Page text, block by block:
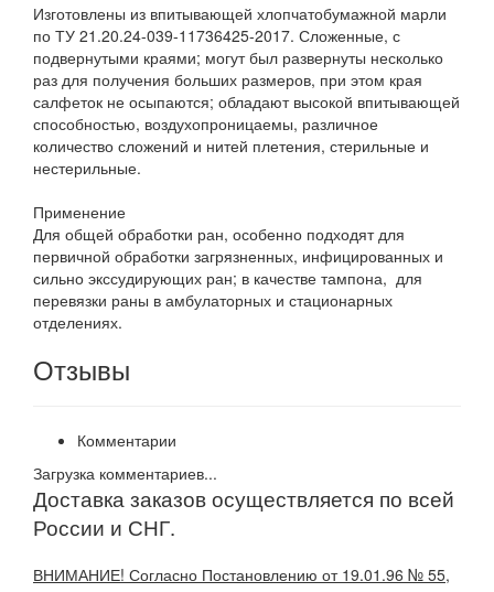
Изготовлены из впитывающей хлопчатобумажной марли
по ТУ 21.20.24-039-11736425-2017. Сложенные, с
подвернутыми краями; могут был развернуты несколько
раз для получения больших размеров, при этом края
салфеток не осыпаются; обладают высокой впитывающей
способностью, воздухопроницаемы, различное
количество сложений и нитей плетения, стерильные и
нестерильные.
Применение
Для общей обработки ран, особенно подходят для
первичной обработки загрязненных, инфицированных и
сильно экссудирующих ран; в качестве тампона, для
перевязки раны в амбулаторных и стационарных
отделениях.
Отзывы
Комментарии
Загрузка комментариев...
Доставка заказов осуществляется по всей
России и СНГ.
ВНИМАНИЕ! Согласно Постановлению от 19.01.96 № 55,